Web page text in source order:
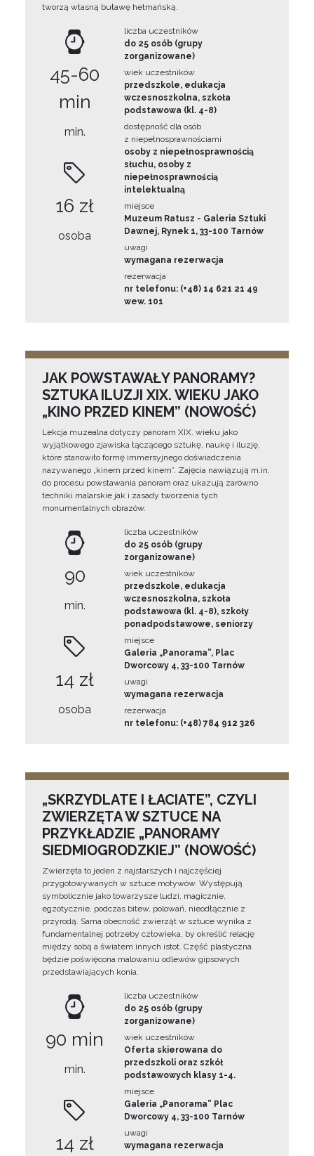
tworzą własną buławę hetmańską.
45-60
min
min.
16 zł
osoba
liczba uczestników
do 25 osób (grupy
zorganizowane)
wiek uczestników
przedszkole, edukacja
wczesnoszkolna, szkoła
podstawowa (kl. 4-8)
dostępność dla osób
z niepełnosprawnościami
osoby z niepełnosprawnością
słuchu, osoby z
niepełnosprawnością
intelektualną
miejsce
Muzeum Ratusz - Galeria Sztuki
Dawnej, Rynek 1, 33-100 Tarnów
uwagi
wymagana rezerwacja
rezerwacja
nr telefonu: (+48) 14 621 21 49
wew. 101
JAK POWSTAWAŁY PANORAMY?
SZTUKA ILUZJI XIX. WIEKU JAKO
„KINO PRZED KINEM” (NOWOŚĆ)
Lekcja muzealna dotyczy panoram XIX. wieku jako
wyjątkowego zjawiska łączącego sztukę, naukę i iluzję,
które stanowiło formę immersyjnego doświadczenia
nazywanego „kinem przed kinem”. Zajęcia nawiązują m.in.
do procesu powstawania panoram oraz ukazują zarówno
techniki malarskie jak i zasady tworzenia tych
monumentalnych obrazów.
90
min.
14 zł
osoba
liczba uczestników
do 25 osób (grupy
zorganizowane)
wiek uczestników
przedszkole, edukacja
wczesnoszkolna, szkoła
podstawowa (kl. 4-8), szkoły
ponadpodstawowe, seniorzy
miejsce
Galeria „Panorama”, Plac
Dworcowy 4, 33-100 Tarnów
uwagi
wymagana rezerwacja
rezerwacja
nr telefonu: (+48) 784 912 326
„SKRZYDLATE I ŁACIATE”, CZYLI
ZWIERZĘTA W SZTUCE NA
PRZYKŁADZIE „PANORAMY
SIEDMIOGRODZKIEJ” (NOWOŚĆ)
Zwierzęta to jeden z najstarszych i najczęściej
przygotowywanych w sztuce motywów. Występują
symbolicznie jako towarzysze ludzi, magicznie,
egzotycznie, podczas bitew, polowań, nieodłącznie z
przyrodą. Sama obecność zwierząt w sztuce wynika z
fundamentalnej potrzeby człowieka, by określić relację
między sobą a światem innych istot. Część plastyczna
będzie poświęcona malowaniu odlewów gipsowych
przedstawiających konia.
90 min
min.
14 zł
liczba uczestników
do 25 osób (grupy
zorganizowane)
wiek uczestników
Oferta skierowana do
przedszkoli oraz szkół
podstawowych klasy 1-4.
miejsce
Galeria „Panorama” Plac
Dworcowy 4, 33-100 Tarnów
uwagi
wymagana rezerwacja